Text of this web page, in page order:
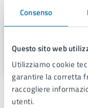
Consenso
Questo sito web
Utilizziamo cookie
garantire la corretta
raccogliere
utenti.
Servizio Stampa
Piazza Municipio